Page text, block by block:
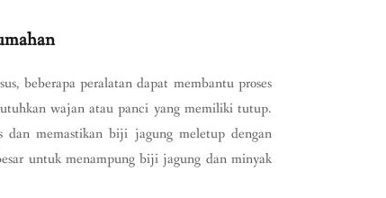
beberapa peralatan dapat membantu proses
wajan atau panci yang memiliki tutup.
memastikan biji jagung meletup dengan
untuk menampung biji jagung dan minyak